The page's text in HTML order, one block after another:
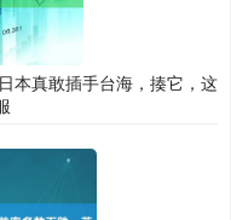
本真敢插手台海，揍它，这